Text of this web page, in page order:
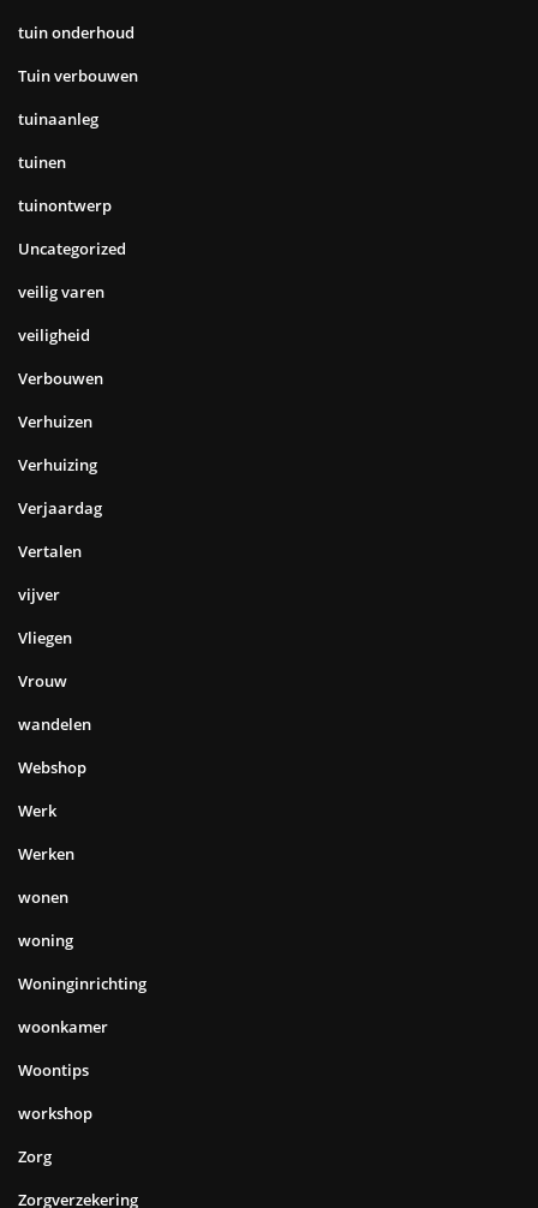
tuin onderhoud
Tuin verbouwen
tuinaanleg
tuinen
tuinontwerp
Uncategorized
veilig varen
veiligheid
Verbouwen
Verhuizen
Verhuizing
Verjaardag
Vertalen
vijver
Vliegen
Vrouw
wandelen
Webshop
Werk
Werken
wonen
woning
Woninginrichting
woonkamer
Woontips
workshop
Zorg
Zorgverzekering